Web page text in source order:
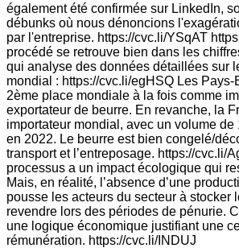
également été confirmée sur LinkedIn,
débunks où nous dénoncions
par l'entreprise. https://cvc.li/YSqAT
procédé se retrouve bien dans les
qui analyse des données détaillées sur
mondial : https://cvc.li/egHSQ Les Pays-
2ème place mondiale à la fois comme
exportateur de beurre. En revanche, la
importateur mondial, avec un volume
en 2022. Le beurre est bien congelé/
transport et l’entreposage. https://cvc.li/
processus a un impact écologique qui
Mais, en réalité, l’absence d’une
pousse les acteurs du secteur à stocker
revendre lors des périodes de pénurie.
une logique économique justifiant une
rémunération. https://cvc.li/INDUJ